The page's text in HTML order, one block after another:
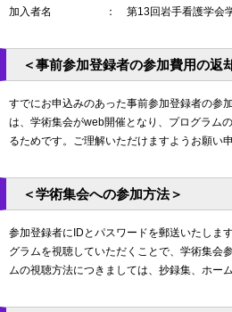
加入者名 ： 第13回岩手看護学会学
＜事前参加登録者の参加費用の返
すでにお申込みのあった事前参加登録者の参
は、学術集会がweb開催となり、プログラム
るためです。ご理解いただけますようお願い
＜学術集会への参加方法＞
参加登録者にIDとパスワードを郵送いたしま
グラムを視聴していただくことで、学術集会
ムの視聴方法につきましては、抄録集、ホー